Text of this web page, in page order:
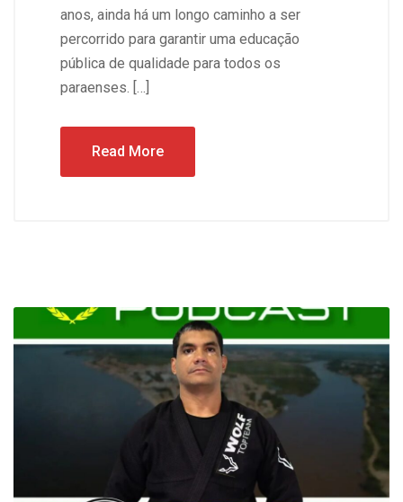
anos, ainda há um longo caminho a ser
percorrido para garantir uma educação
pública de qualidade para todos os
paraenses. […]
Read More